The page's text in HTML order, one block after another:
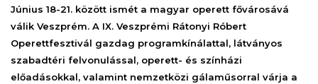
Június 18-21. között ismét a magyar operett fővárosává
válik Veszprém. A IX. Veszprémi Rátonyi Róbert
Operettfesztivál gazdag programkínálattal, látványos
szabadtéri felvonulással, operett- és színházi
előadásokkal, valamint nemzetközi gálaműsorral várja a